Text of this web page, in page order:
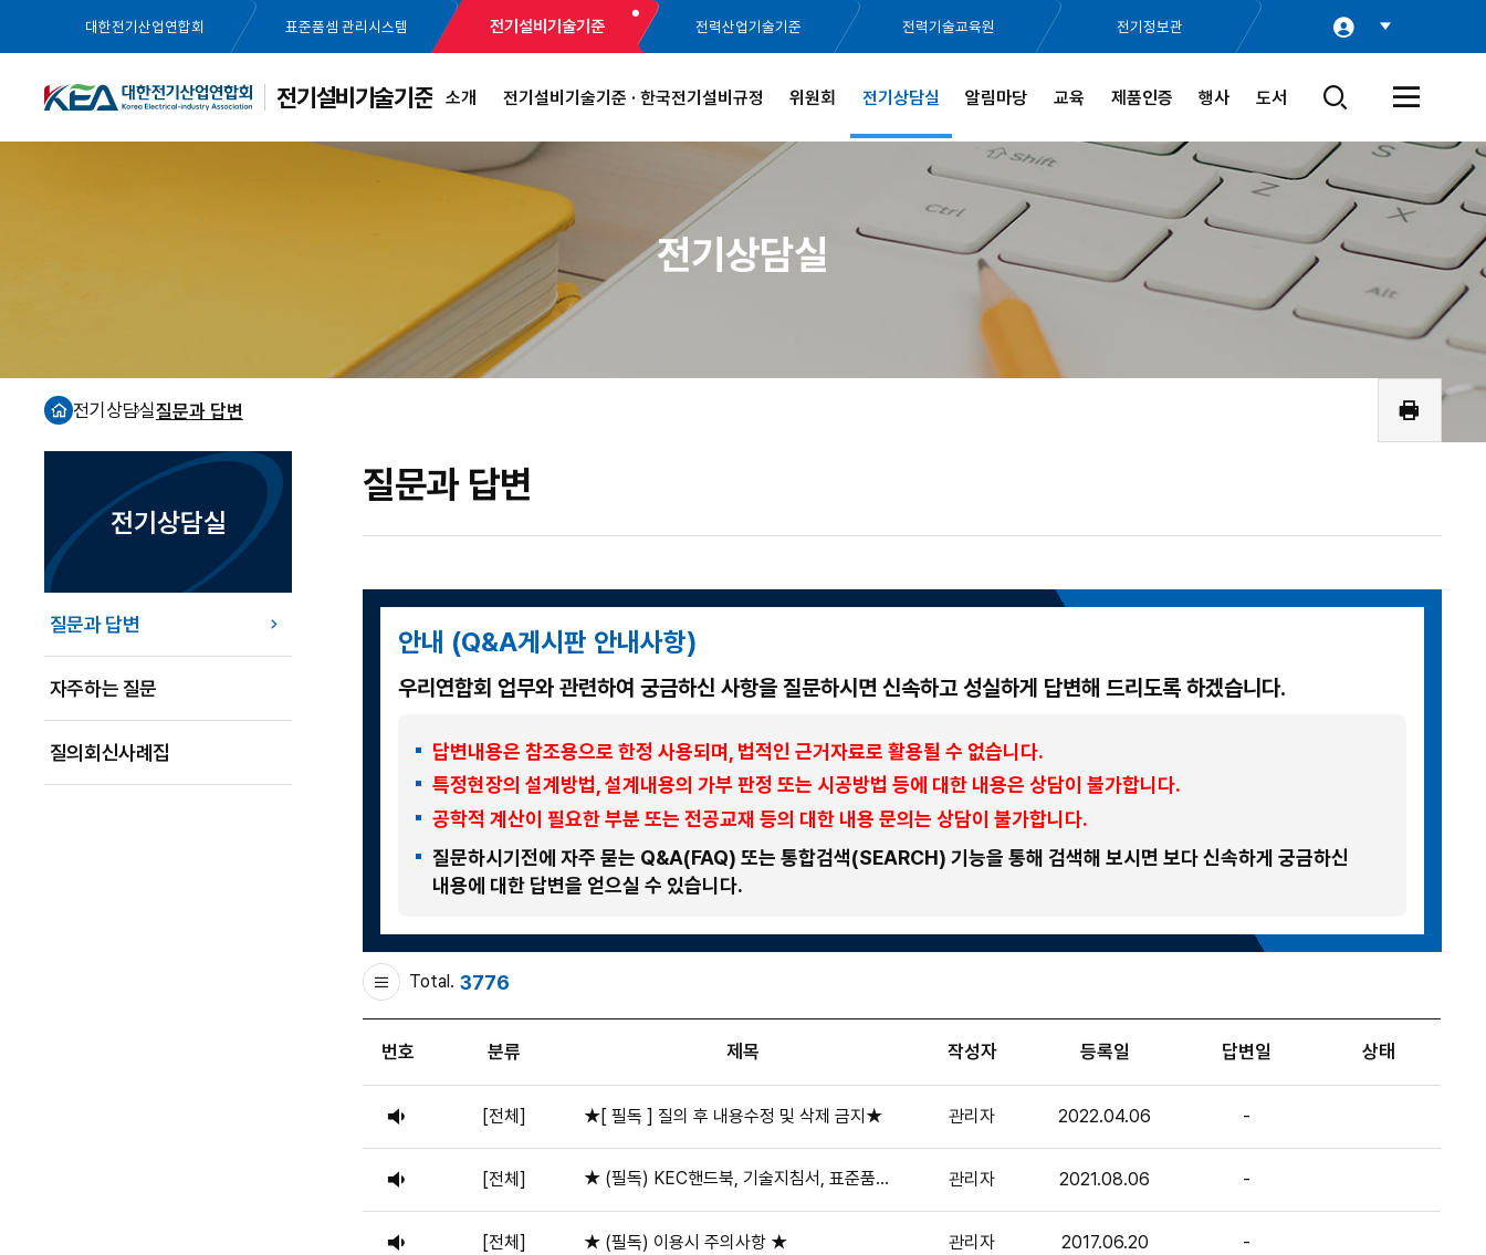
대한전기산업연합회 표준품셈 관리시스템 전기설비기술기준 전력산업기술기준 전력기술교육원 전기정보관
전기설비기술기준 소개 전기설비기술기준 · 한국전기설비규정 위원회 전기상담실 알림마당 교육 제품인증 행사 도서
검
창
기
전
메
열
기
전기상담실
홈
전기상담실질문과 답변
인
쇄
전기상담실
질문과 답변
자주하는 질문
질의회신사례집
질문과 답변
안내 (Q&A게시판 안내사항)
우리연합회 업무와 관련하여 궁금하신 사항을 질문하시면 신속하고 성실하게 답변해 드리도록 하겠습니다.
답변내용은 참조용으로 한정 사용되며, 법적인 근거자료로 활용될 수 없습니다.
특정현장의 설계방법, 설계내용의 가부 판정 또는 시공방법 등에 대한 내용은 상담이 불가합니다.
공학적 계산이 필요한 부분 또는 전공교재 등의 대한 내용 문의는 상담이 불가합니다.
질문하시기전에 자주 묻는 Q&A(FAQ) 또는 통합검색(SEARCH) 기능을 통해 검색해 보시면 보다 신속하게 궁금하신
내용에 대한 답변을 얻으실 수 있습니다.
Total. 3776
번호 분류 제목 작성자 등록일 답변일 상태
지
[전체] ★[ 필독 ] 질의 후 내용수정 및 삭제 금지★ 관리자 2022.04.06 -
지
[전체] ★ (필독) KEC핸드북, 기술지침서, 표준품셈 정오표 및 기술지침서 개정비교표(2021.10.29 수정) ★ 관리자 2021.08.06 -
[전체] ★ (필독) 이용시 주의사항 ★ 관리자 2017.06.20 -